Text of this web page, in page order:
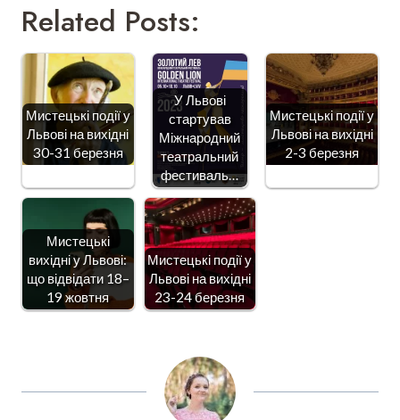
Related Posts:
Мистецькі події у
Львові на вихідні
30-31 березня
У Львові
стартував
Міжнародний
театральний
фестиваль…
Мистецькі події у
Львові на вихідні
2-3 березня
Мистецькі
вихідні у Львові:
що відвідати 18–
19 жовтня
Мистецькі події у
Львові на вихідні
23-24 березня